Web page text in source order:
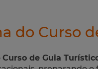
do Curso
Curso de Guia